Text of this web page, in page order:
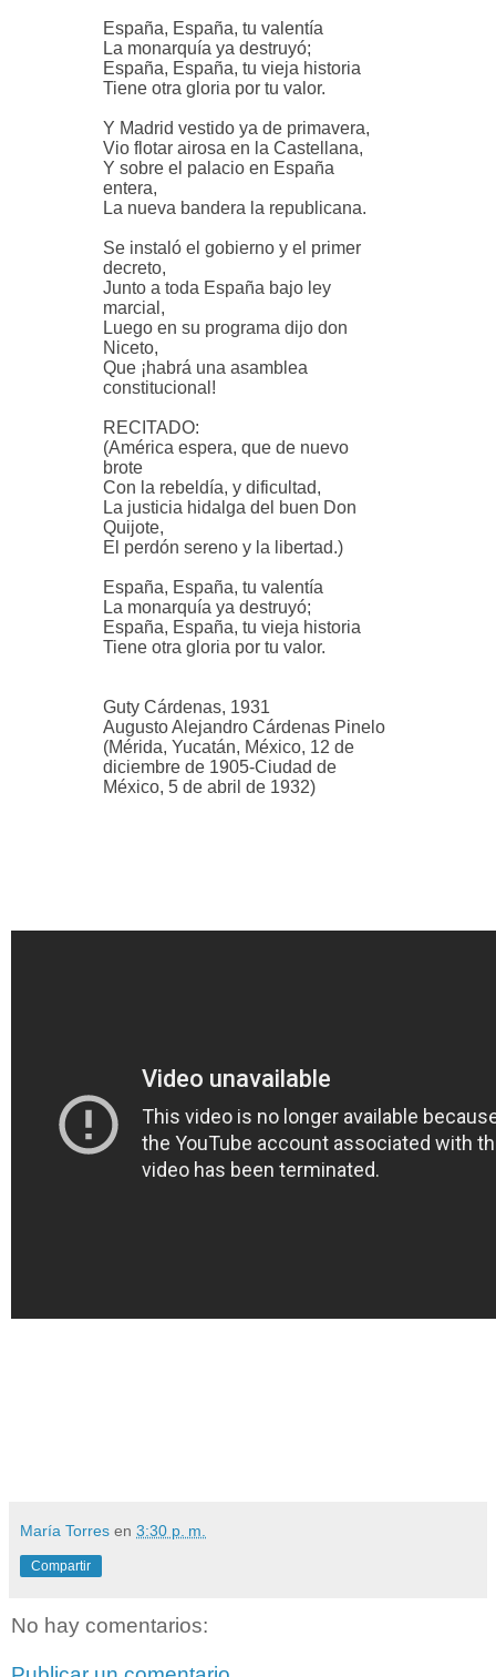
España, España, tu valentía
La monarquía ya destruyó;
España, España, tu vieja historia
Tiene otra gloria por tu valor.
Y Madrid vestido ya de primavera,
Vio flotar airosa en la Castellana,
Y sobre el palacio en España
entera,
La nueva bandera la republicana.
Se instaló el gobierno y el primer
decreto,
Junto a toda España bajo ley
marcial,
Luego en su programa dijo don
Niceto,
Que ¡habrá una asamblea
constitucional!
RECITADO:
(América espera, que de nuevo
brote
Con la rebeldía, y dificultad,
La justicia hidalga del buen Don
Quijote,
El perdón sereno y la libertad.)
España, España, tu valentía
La monarquía ya destruyó;
España, España, tu vieja historia
Tiene otra gloria por tu valor.
Guty Cárdenas, 1931
Augusto Alejandro Cárdenas Pinelo
(Mérida, Yucatán, México, 12 de
diciembre de 1905-Ciudad de
México, 5 de abril de 1932)
María Torres en 3:30 p. m.
Compartir
No hay comentarios: